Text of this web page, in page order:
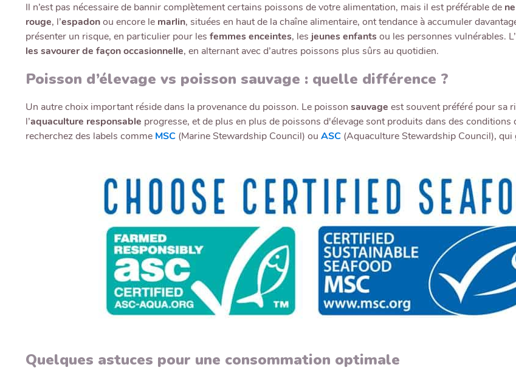
Il n’est pas nécessaire de bannir complètement certains poissons de votre alimentation, mais il est préférable de
rouge, l’espadonou encore le marlin, situées en haut de la chaîne alimentaire, ont tendance à accumuler
présenter un risque, en particulier pour les femmes enceintes, les jeunes enfantsou les personnes vulnérables.
les savourer de façon occasionnelle, en alternant avec d’autres poissons plus sûrs au quotidien.
Poisson d’élevage vs poisson sauvage : quelle différence ?
Un autre choix important réside dans la provenance du poisson. Le poisson sauvage est souvent préféré pour sa
l’aquaculture responsable progresse, et de plus en plus de poissons d'élevage sont produits dans des conditions
recherchez des labels comme MSC (Marine Stewardship Council) ou ASC (Aquaculture Stewardship Council), qui
Quelques astuces pour une consommation optimale